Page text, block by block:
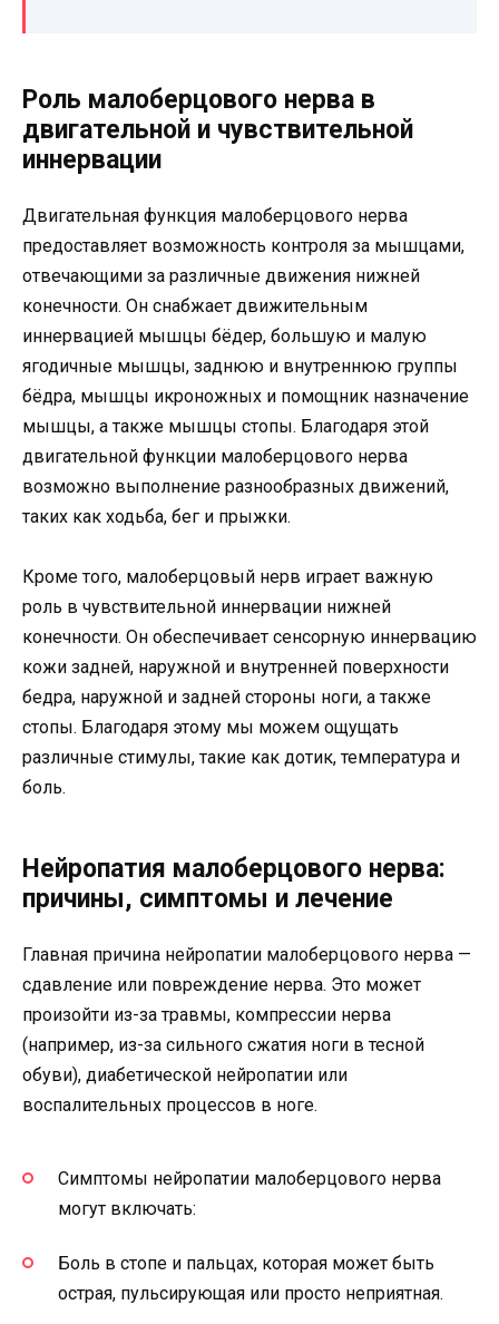
Роль малоберцового нерва в
двигательной и чувствительной
иннервации
Двигательная функция малоберцового нерва
предоставляет возможность контроля за мышцами,
отвечающими за различные движения нижней
конечности. Он снабжает движительным
иннервацией мышцы бёдер, большую и малую
ягодичные мышцы, заднюю и внутреннюю группы
бёдра, мышцы икроножных и помощник назначение
мышцы, а также мышцы стопы. Благодаря этой
двигательной функции малоберцового нерва
возможно выполнение разнообразных движений,
таких как ходьба, бег и прыжки.
Кроме того, малоберцовый нерв играет важную
роль в чувствительной иннервации нижней
конечности. Он обеспечивает сенсорную иннервацию
кожи задней, наружной и внутренней поверхности
бедра, наружной и задней стороны ноги, а также
стопы. Благодаря этому мы можем ощущать
различные стимулы, такие как дотик, температура и
боль.
Нейропатия малоберцового нерва:
причины, симптомы и лечение
Главная причина нейропатии малоберцового нерва —
сдавление или повреждение нерва. Это может
произойти из-за травмы, компрессии нерва
(например, из-за сильного сжатия ноги в тесной
обуви), диабетической нейропатии или
воспалительных процессов в ноге.
Симптомы нейропатии малоберцового нерва
могут включать:
Боль в стопе и пальцах, которая может быть
острая, пульсирующая или просто неприятная.